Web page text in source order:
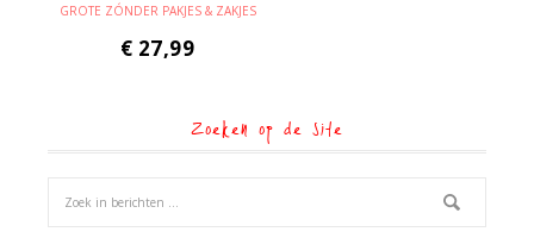
GROTE ZÓNDER PAKJES & ZAKJES
€ 27,99
Zoeken op de site